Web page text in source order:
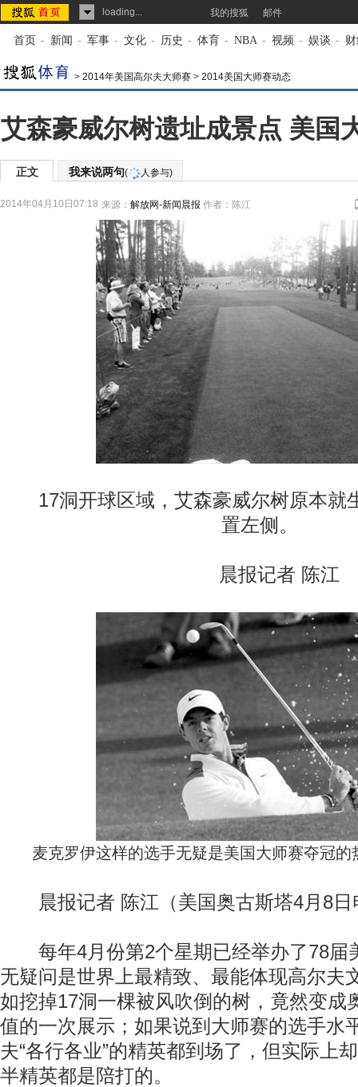
loading... 我的搜狐 邮件
首页 - 新闻 - 军事 - 文化 - 历史 - 体育 - NBA - 视频 - 娱谈 -
> 2014年美国高尔夫大师赛 > 2014美国大师赛动态
艾森豪威尔树遗址成景点 美国
正文 我来说两句( 人参与)
2014年04月10日07:18 来源： 解放网-新闻晨报 作者：陈江
17洞开球区域，艾森豪威尔树原本就
置左侧。
晨报记者 陈江
麦克罗伊这样的选手无疑是美国大师赛夺冠的
晨报记者 陈江（美国奥古斯塔4月8日
每年4月份第2个星期已经举办了78届
无疑问是世界上最精致、最能体现高尔夫
如挖掉17洞一棵被风吹倒的树，竟然变成
值的一次展示；如果说到大师赛的选手水
夫“各行各业”的精英都到场了，但实际上
半精英都是陪打的。